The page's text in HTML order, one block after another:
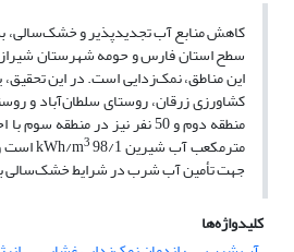
کاهش منابع آب تجدیدپذیر و خشک‌سالی‌،
سطح استان فارس و حومه شهرستان شیراز
متر‌مکعب آب شیرین kWh/m 3
جهت تأمین آب شرب در شرایط خشک‌سالی‌
کلیدواژه‌ها